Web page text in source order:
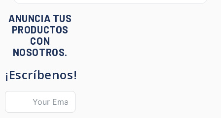
ANUNCIA TUS
PRODUCTOS
CON
NOSOTROS.
¡Escríbenos!